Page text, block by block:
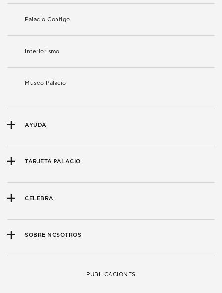
Palacio Contigo
Interiorismo
Museo Palacio
AYUDA
TARJETA PALACIO
CELEBRA
SOBRE NOSOTROS
PUBLICACIONES